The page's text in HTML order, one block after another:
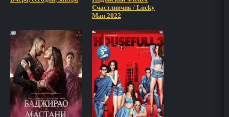
Счастливчик / Lucky
Man 2022